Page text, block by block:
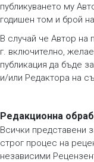
публикуването му
годишен том и брой
В случай че Автор на
г. включително,
публикация да бъде
и/или Редактора на
Редакционна
Всички представени
строг процес на
независими